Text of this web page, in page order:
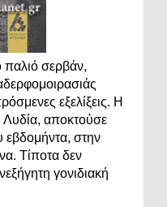
παλιό σερβάν,
εξελίξεις. Η
αποκτούσε
εβδομήντα, στην
Τίποτα δεν
γονιδιακή